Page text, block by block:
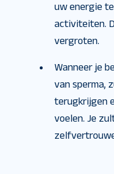
uw energie
activiteiten.
vergroten.
Wanneer je
van sperma,
terugkrijgen
voelen. Je